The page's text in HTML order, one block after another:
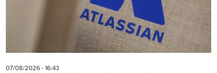
07/08/2026 - 16:43